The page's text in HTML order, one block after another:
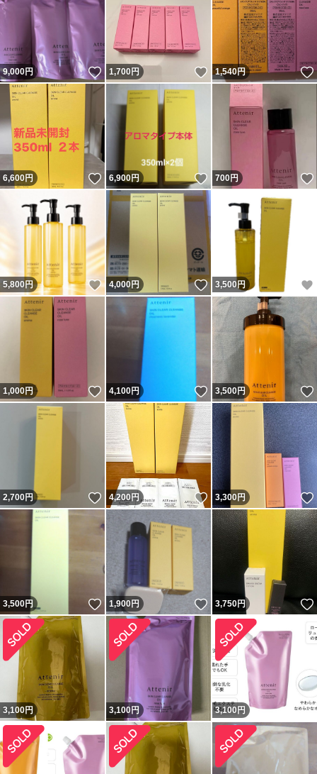
9,000円 いいね！
1,700円 いいね！
1,540円
6,600円 いいね！
6,900円 いいね！
700円
5,800円 いいね！
4,000円 いいね！
3,500円
1,000円 いいね！
4,100円 いいね！
3,500円
2,700円 いいね！
4,200円 いいね！
3,300円
3,500円 いいね！
1,900円 いいね！
3,750円
3,100円 3,100円 3,100 円